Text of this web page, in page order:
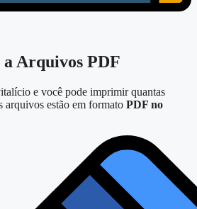
Arquivos PDF
e você pode imprimir quantas
arquivos estão em formato PDF no